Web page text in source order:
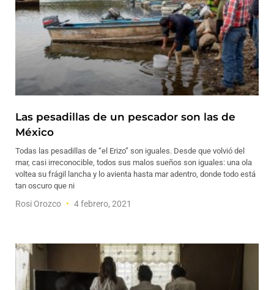
Las pesadillas de un pescador son las de
México
Todas las pesadillas de “el Erizo” son iguales. Desde que volvió del
mar, casi irreconocible, todos sus malos sueños son iguales: una ola
voltea su frágil lancha y lo avienta hasta mar adentro, donde todo está
tan oscuro que ni
Rosi Orozco 4 febrero, 2021